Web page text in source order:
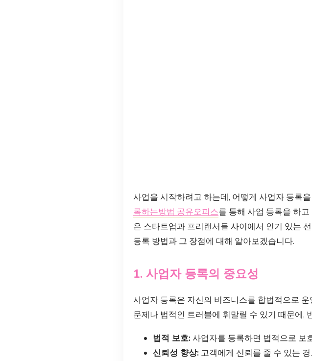
사업을 시작하려고 하는데, 어떻게 사업자 등록
록하는방법 공유오피스를 통해 사업 등록을 하
은 스타트업과 프리랜서들 사이에서 인기 있는
등록 방법과 그 장점에 대해 알아보겠습니다.
1. 사업자 등록의 중요성
사업자 등록은 자신의 비즈니스를 합법적으로
문제나 법적인 트러블에 휘말릴 수 있기 때문에,
법적 보호: 사업자를 등록하면 법적으로 보
신뢰성 향상: 고객에게 신뢰를 줄 수 있는